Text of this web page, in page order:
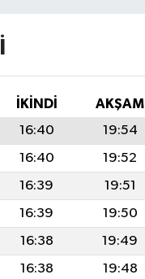
İKINDI AKŞAM
16:40 19:54
16:40 19:52
16:39 19:51
16:39 19:50
16:38 19:49
16:38 19:48